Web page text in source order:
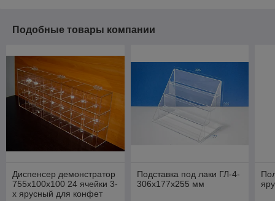
Подобные товары компании
Диспенсер демонстратор
755х100х100 24 ячейки 3-
х ярусный для конфет
Подставка под лаки ГЛ-4-
306х177х255 мм